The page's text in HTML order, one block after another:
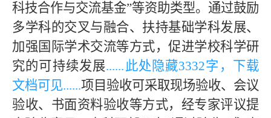
科技合作与交流基金”等资助类型。通过鼓励
多学科的交叉与融合、扶持基础学科发展、
加强国际学术交流等方式，促进学校科学研
究的可持续发展......此处隐藏3332字，下载
文档可见......项目验收可采取现场验收、会议
验收、书面资料验收等方式，经专家评议提